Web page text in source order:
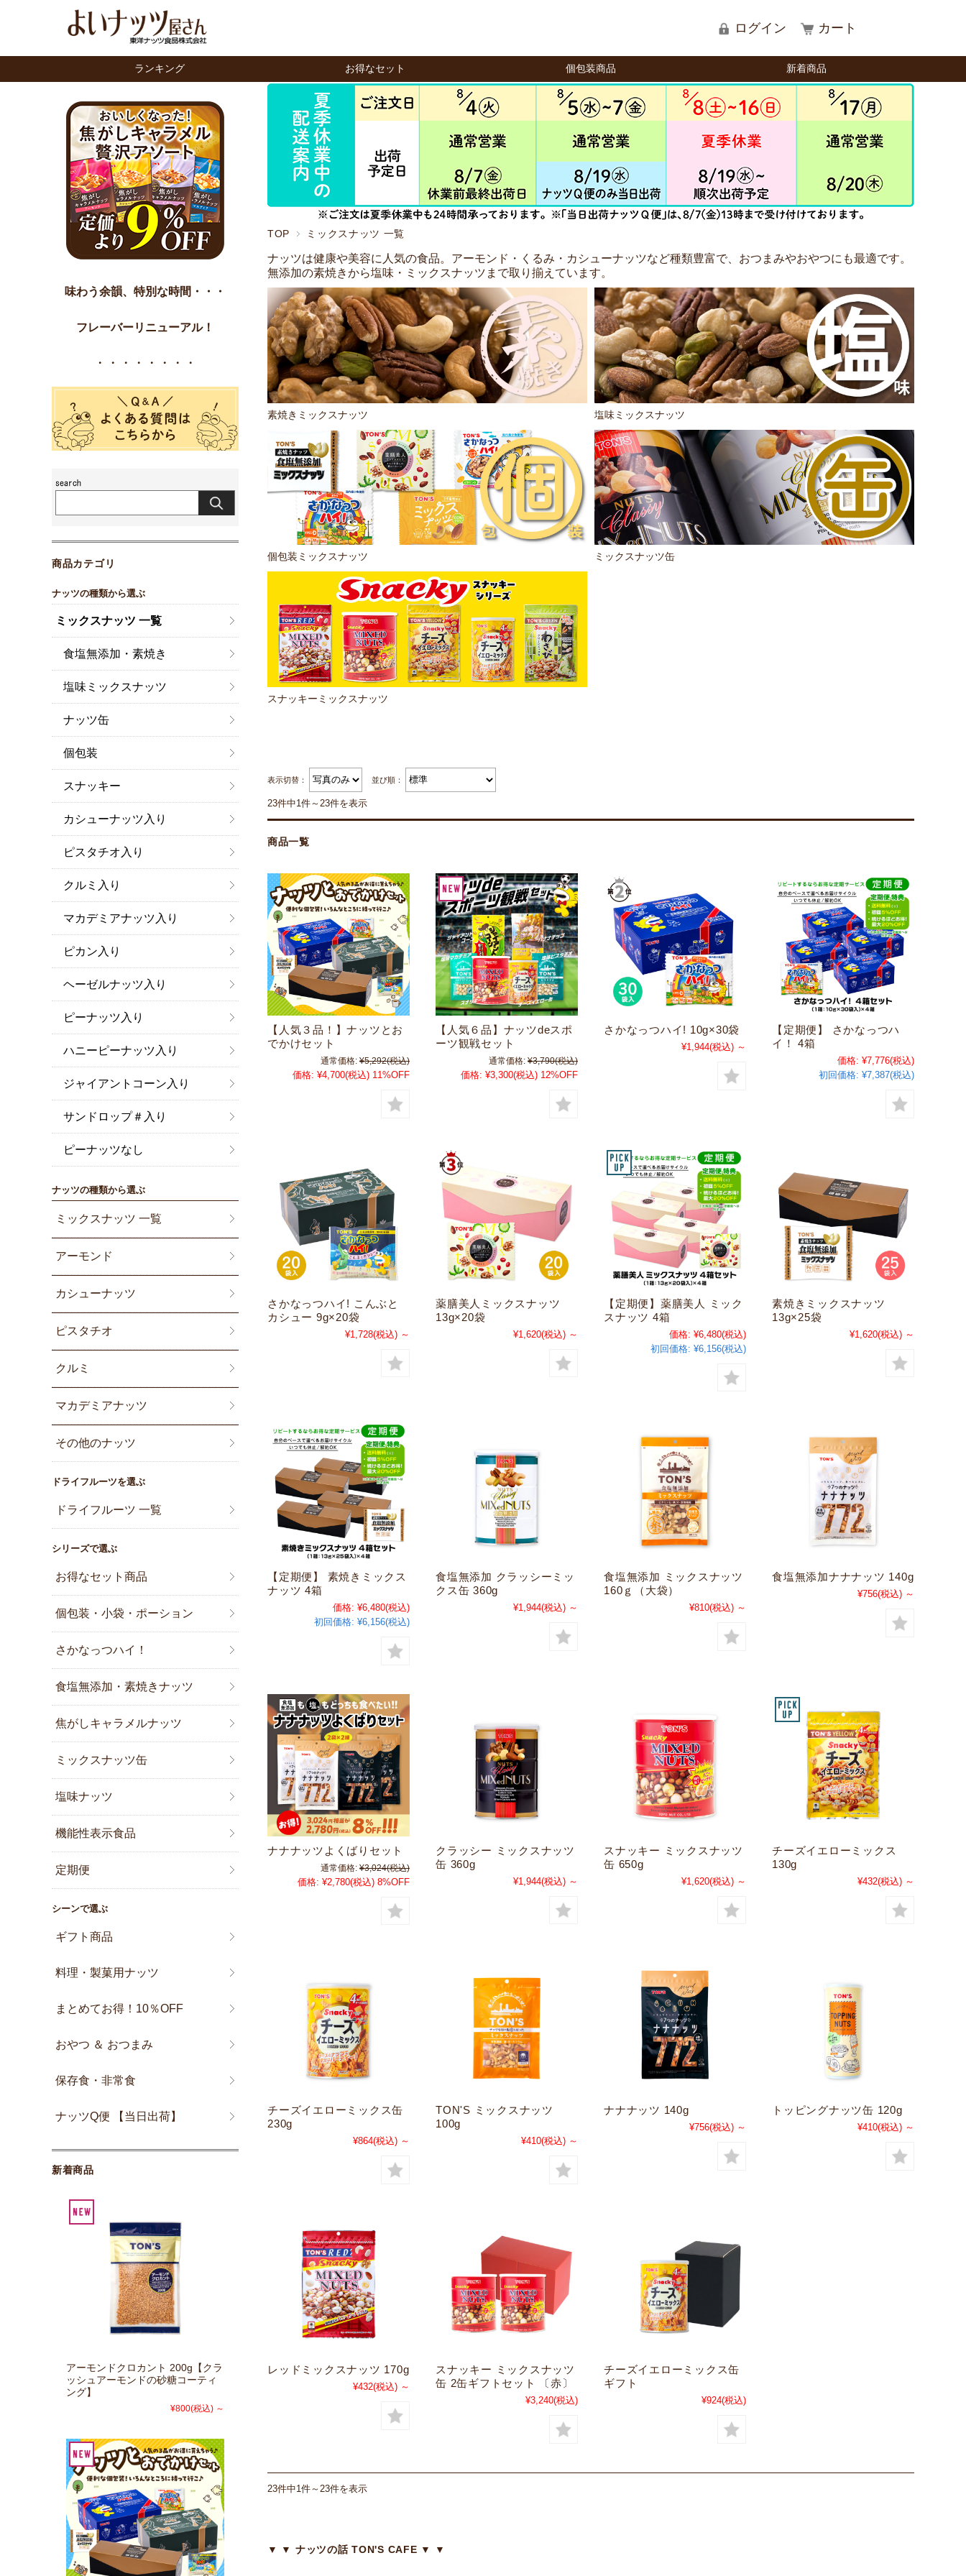
ログイン カート
ランキング お得なセット 個包装商品 新着商品
TOP ミックスナッツ 一覧
ナッツは健康や美容に人気の食品。アーモンド・くるみ・カシューナッツなど種類豊富で、おつまみやおやつにも最適です。
無添加の素焼きから塩味・ミックスナッツまで取り揃えています。
素焼きミックスナッツ 塩味ミックスナッツ
個包装ミックスナッツ ミックスナッツ缶
スナッキーミックスナッツ
表示切替： 並び順：
23件中1件～23件を表示
商品一覧
【人気３品！】ナッツとお
でかけセット
通常価格: ¥5,292(税込)
価格: ¥4,700(税込) 11%OFF
【人気６品】ナッツdeスポ
ーツ観戦セット
通常価格: ¥3,790(税込)
価格: ¥3,300(税込) 12%OFF
さかなっつハイ! 10g×30袋
¥1,944(税込) ～
【定期便】 さかなっつハ
イ！ 4箱
価格: ¥7,776(税込)
初回価格: ¥7,387(税込)
さかなっつハイ! こんぶと
カシュー 9g×20袋
¥1,728(税込) ～
薬膳美人ミックスナッツ
13g×20袋
¥1,620(税込) ～
【定期便】薬膳美人 ミック
スナッツ 4箱
価格: ¥6,480(税込)
初回価格: ¥6,156(税込)
素焼きミックスナッツ
13g×25袋
¥1,620(税込) ～
【定期便】 素焼きミックス
ナッツ 4箱
価格: ¥6,480(税込)
初回価格: ¥6,156(税込)
食塩無添加 クラッシーミッ
クス缶 360g
¥1,944(税込) ～
食塩無添加 ミックスナッツ
160ｇ（大袋）
¥810(税込) ～
食塩無添加ナナナッツ 140g
¥756(税込) ～
ナナナッツよくばりセット
通常価格: ¥3,024(税込)
価格: ¥2,780(税込) 8%OFF
クラッシー ミックスナッツ
缶 360g
¥1,944(税込) ～
スナッキー ミックスナッツ
缶 650g
¥1,620(税込) ～
チーズイエローミックス
130g
¥432(税込) ～
チーズイエローミックス缶
230g
¥864(税込) ～
TON'S ミックスナッツ
100g
¥410(税込) ～
ナナナッツ 140g
¥756(税込) ～
トッピングナッツ缶 120g
¥410(税込) ～
レッドミックスナッツ 170g
¥432(税込) ～
スナッキー ミックスナッツ
缶 2缶ギフトセット 〔赤〕
¥3,240(税込)
チーズイエローミックス缶
ギフト
¥924(税込)
23件中1件～23件を表示
▼ ▼ ナッツの話 TON'S CAFE ▼ ▼
味わう余韻、特別な時間・・・
フレーバーリニューアル！
・・・・・・・・
商品カテゴリ
ナッツの種類から選ぶ
ミックスナッツ 一覧
食塩無添加・素焼き
塩味ミックスナッツ
ナッツ缶
個包装
スナッキー
カシューナッツ入り
ピスタチオ入り
クルミ入り
マカデミアナッツ入り
ピカン入り
ヘーゼルナッツ入り
ピーナッツ入り
ハニーピーナッツ入り
ジャイアントコーン入り
サンドロップ＃入り
ピーナッツなし
ナッツの種類から選ぶ
ミックスナッツ 一覧
アーモンド
カシューナッツ
ピスタチオ
クルミ
マカデミアナッツ
その他のナッツ
ドライフルーツを選ぶ
ドライフルーツ 一覧
シリーズで選ぶ
お得なセット商品
個包装・小袋・ポーション
さかなっつハイ！
食塩無添加・素焼きナッツ
焦がしキャラメルナッツ
ミックスナッツ缶
塩味ナッツ
機能性表示食品
定期便
シーンで選ぶ
ギフト商品
料理・製菓用ナッツ
まとめてお得！10％OFF
おやつ ＆ おつまみ
保存食・非常食
ナッツQ便 【当日出荷】
新着商品
アーモンドクロカント 200g【クラ
ッシュアーモンドの砂糖コーティ
ング】
¥800(税込) ～